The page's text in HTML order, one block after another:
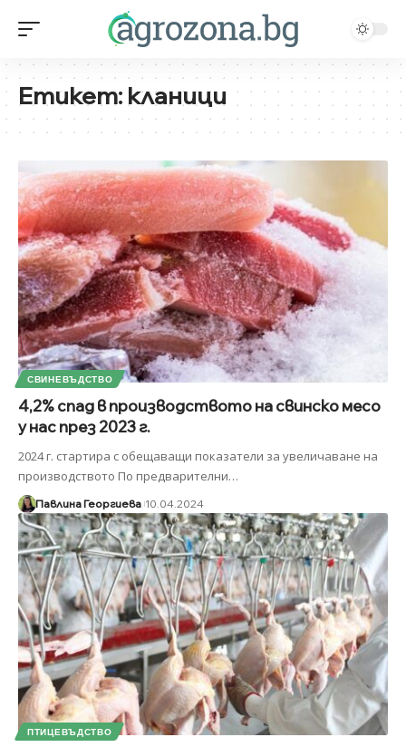
Етикет:кланици
СВИНЕВЪДСТВО
4,2% спад в производството на свинско месо
у нас през 2023 г.
2024 г. стартира с обещаващи показатели за увеличаване на
производството По предварителни…
Павлина Георгиева 10.04.2024
ПТИЦЕВЪДСТВО